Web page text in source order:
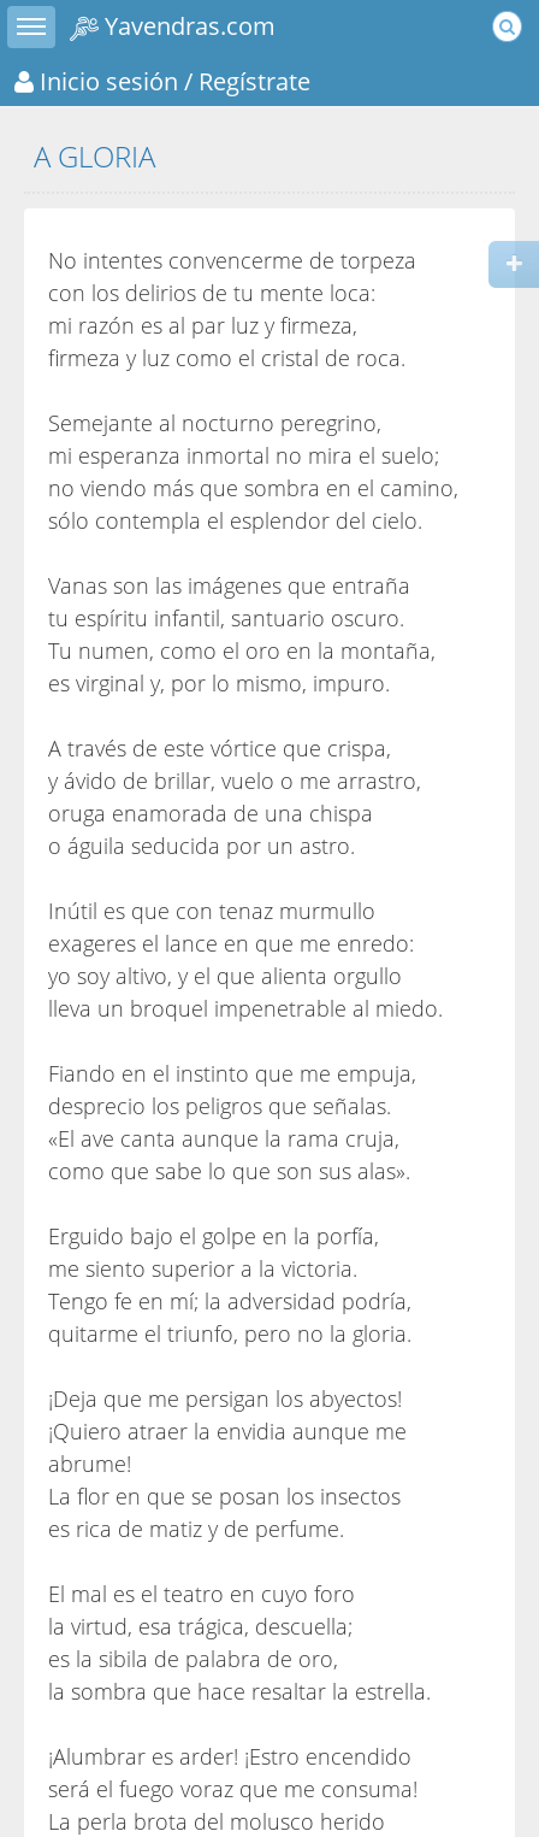
Toggle sidebar
Yavendras.com
Inicio sesión / Regístrate
A GLORIA
No intentes convencerme de torpeza
con los delirios de tu mente loca:
mi razón es al par luz y firmeza,
firmeza y luz como el cristal de roca.
Semejante al nocturno peregrino,
mi esperanza inmortal no mira el suelo;
no viendo más que sombra en el camino,
sólo contempla el esplendor del cielo.
Vanas son las imágenes que entraña
tu espíritu infantil, santuario oscuro.
Tu numen, como el oro en la montaña,
es virginal y, por lo mismo, impuro.
A través de este vórtice que crispa,
y ávido de brillar, vuelo o me arrastro,
oruga enamorada de una chispa
o águila seducida por un astro.
Inútil es que con tenaz murmullo
exageres el lance en que me enredo:
yo soy altivo, y el que alienta orgullo
lleva un broquel impenetrable al miedo.
Fiando en el instinto que me empuja,
desprecio los peligros que señalas.
«El ave canta aunque la rama cruja,
como que sabe lo que son sus alas».
Erguido bajo el golpe en la porfía,
me siento superior a la victoria.
Tengo fe en mí; la adversidad podría,
quitarme el triunfo, pero no la gloria.
¡Deja que me persigan los abyectos!
¡Quiero atraer la envidia aunque me
abrume!
La flor en que se posan los insectos
es rica de matiz y de perfume.
El mal es el teatro en cuyo foro
la virtud, esa trágica, descuella;
es la sibila de palabra de oro,
la sombra que hace resaltar la estrella.
¡Alumbrar es arder! ¡Estro encendido
será el fuego voraz que me consuma!
La perla brota del molusco herido